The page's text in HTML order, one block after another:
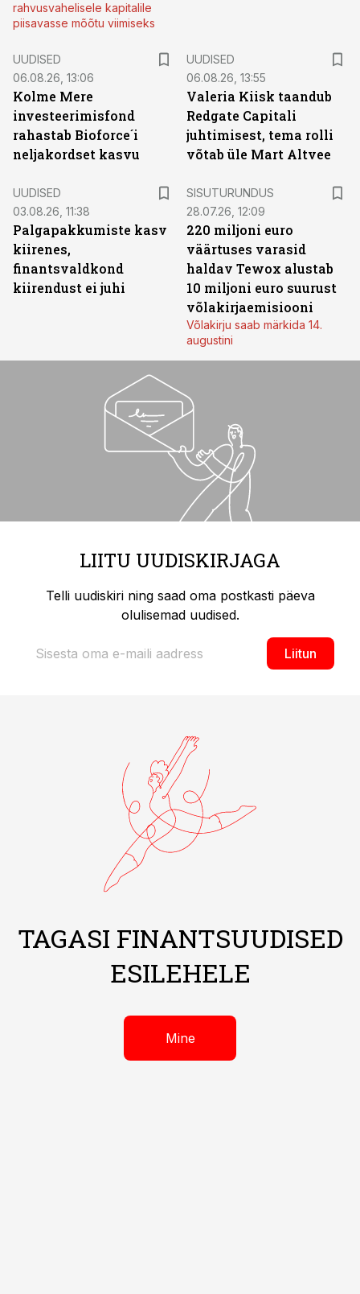
rahvusvahelisele kapitalile
piisavasse mõõtu viimiseks
UUDISED
06.08.26, 13:06
Kolme Mere
investeerimisfond
rahastab Bioforce´i
neljakordset kasvu
UUDISED
06.08.26, 13:55
Valeria Kiisk taandub
Redgate Capitali
juhtimisest, tema rolli
võtab üle Mart Altvee
UUDISED
03.08.26, 11:38
Palgapakkumiste kasv
kiirenes,
finantsvaldkond
kiirendust ei juhi
SISUTURUNDUS
28.07.26, 12:09
220 miljoni euro
väärtuses varasid
haldav Tewox alustab
10 miljoni euro suurust
võlakirjaemisiooni
Võlakirju saab märkida 14.
augustini
LIITU UUDISKIRJAGA
Telli uudiskiri ning saad oma postkasti päeva
olulisemad uudised.
Liitun
TAGASI FINANTSUUDISED
ESILEHELE
Mine